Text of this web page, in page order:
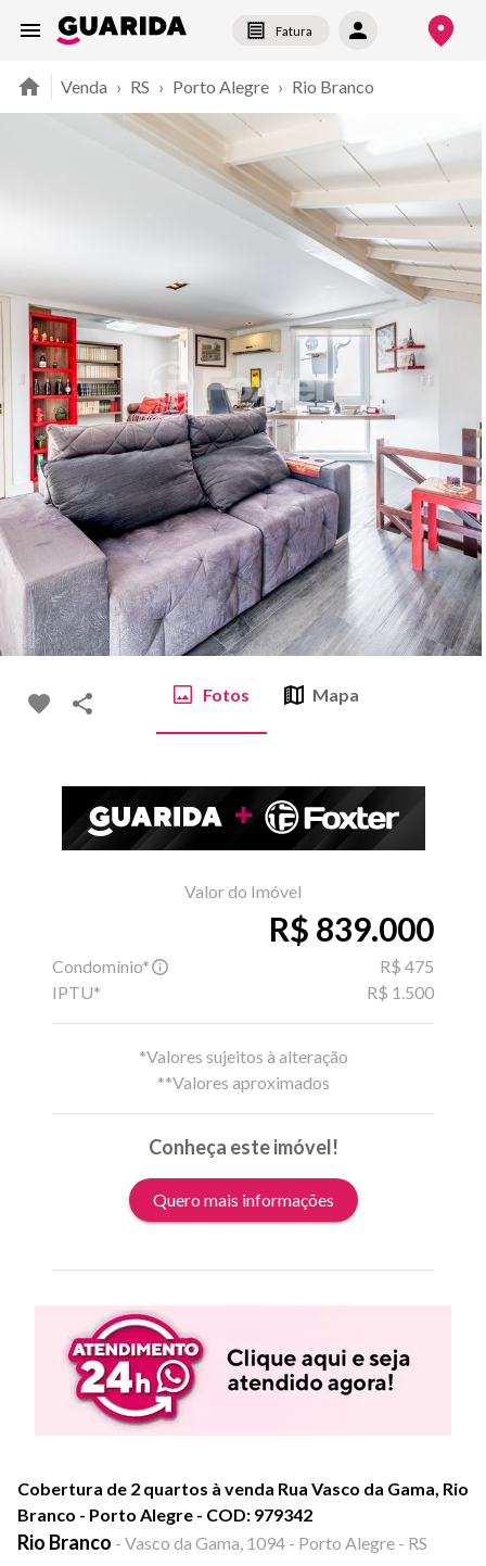
Fatura
Venda › RS › Porto Alegre › Rio Branco
Fotos Mapa
Valor do Imóvel
R$ 839.000
Condomínio*
R$ 475
IPTU*
R$ 1.500
*Valores sujeitos à alteração
**Valores aproximados
Conheça este imóvel!
Quero mais informações
Cobertura de 2 quartos à venda Rua Vasco da Gama, Rio
Branco - Porto Alegre - COD: 979342
Rio Branco - Vasco da Gama, 1094 - Porto Alegre - RS